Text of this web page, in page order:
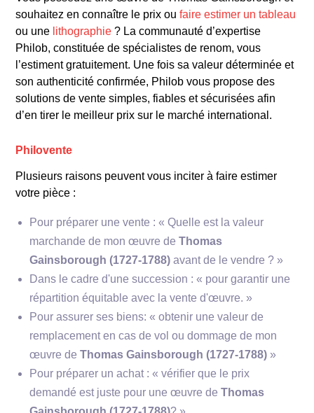
souhaitez en connaître le prix oufaire estimer un tableau
ou une lithographie ? La communauté d’expertise
Philob, constituée de spécialistes de renom, vous
l’estiment gratuitement. Une fois sa valeur déterminée et
son authenticité confirmée, Philob vous propose des
solutions de vente simples, fiables et sécurisées afin
d’en tirer le meilleur prix sur le marché international.
Philovente
Plusieurs raisons peuvent vous inciter à faire estimer
votre pièce :
Pour préparer une vente : « Quelle est la valeur
marchande de mon œuvre deThomas
Gainsborough (1727-1788) avant de le vendre ? »
Dans le cadre d'une succession : « pour garantir une
répartition équitable avec la vente d'œuvre. »
Pour assurer ses biens: « obtenir une valeur de
remplacement en cas de vol ou dommage de mon
œuvre deThomas Gainsborough (1727-1788) »
Pour préparer un achat : « vérifier que le prix
demandé est juste pour une œuvre deThomas